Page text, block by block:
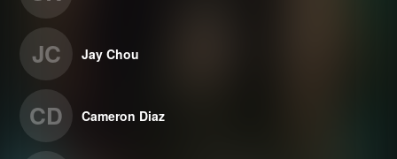
JC Jay Chou
CD Cameron Diaz